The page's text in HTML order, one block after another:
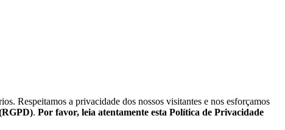
Respeitamos a privacidade dos nossos visitantes e nos esforçamos
. Por favor, leia atentamente esta Política de Privacidade